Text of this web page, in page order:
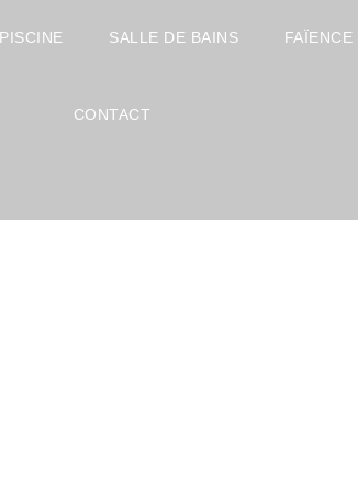
SALLE DE BAINS
CONTACT